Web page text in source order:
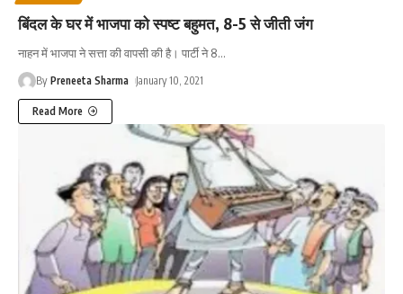
बिंदल के घर में भाजपा को स्पष्ट बहुमत, 8-5 से जीती जंग
नाहन में भाजपा ने सत्ता की वापसी की है। पार्टी ने 8…
By Preneeta Sharma January 10, 2021
Read More